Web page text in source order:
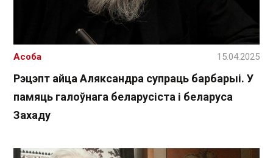
Рэцэпт айца Аляксандра супраць барбарыі. У
памяць галоўнага беларусіста і беларуса
Захаду
Асоба 15.04.2025